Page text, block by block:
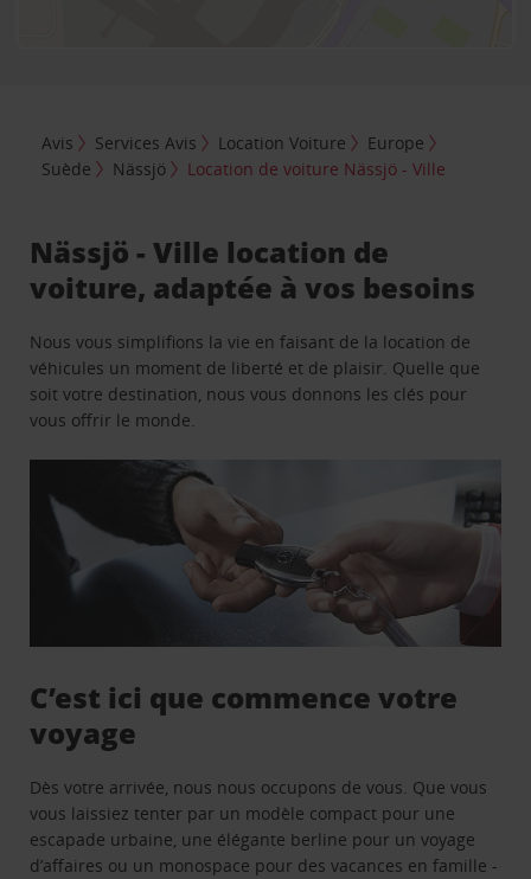
Avis Services Avis Location Voiture
Europe
Suède
Nässjö Location de voiture Nässjö - Ville
Nässjö - Ville location de
voiture, adaptée à vos besoins
Nous vous simplifions la vie en faisant de la location de
véhicules un moment de liberté et de plaisir. Quelle que
soit votre destination, nous vous donnons les clés pour
vous offrir le monde.
C’est ici que commence votre
voyage
Dès votre arrivée, nous nous occupons de vous. Que vous
vous laissiez tenter par un modèle compact pour une
escapade urbaine, une élégante berline pour un voyage
d’affaires ou un monospace pour des vacances en famille -